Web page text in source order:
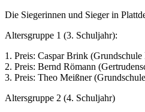
Die Siegerinnen und Sieger in
Altersgruppe 1 (3. Schuljahr):
1. Preis: Caspar Brink
2. Preis: Bernd Römann
3. Preis: Theo Meißner
Altersgruppe 2 (4. Schuljahr)